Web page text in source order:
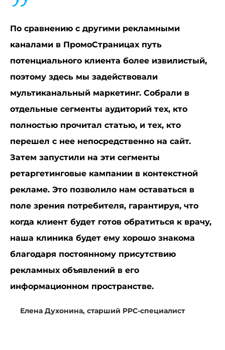
По сравнению с другими рекламными
каналами в ПромоСтраницах путь
потенциального клиента более извилистый,
поэтому здесь мы задействовали
мультиканальный маркетинг. Собрали в
отдельные сегменты аудиторий тех, кто
полностью прочитал статью, и тех, кто
перешел с нее непосредственно на сайт.
Затем запустили на эти сегменты
ретаргетинговые кампании в контекстной
рекламе. Это позволило нам оставаться в
поле зрения потребителя, гарантируя, что
когда клиент будет готов обратиться к врачу,
наша клиника будет ему хорошо знакома
благодаря постоянному присутствию
рекламных объявлений в его
информационном пространстве.
Елена Духонина, старший PPC-специалист